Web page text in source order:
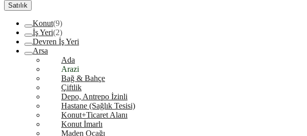
Satılık
Konut(9)
İş Yeri(2)
Devren İş Yeri
Arsa
Ada
Arazi
Bağ & Bahçe
Çiftlik
Depo, Antrepo İzinli
Hastane (Sağlık Tesisi)
Konut+Ticaret Alanı
Konut İmarlı
Maden Ocağı